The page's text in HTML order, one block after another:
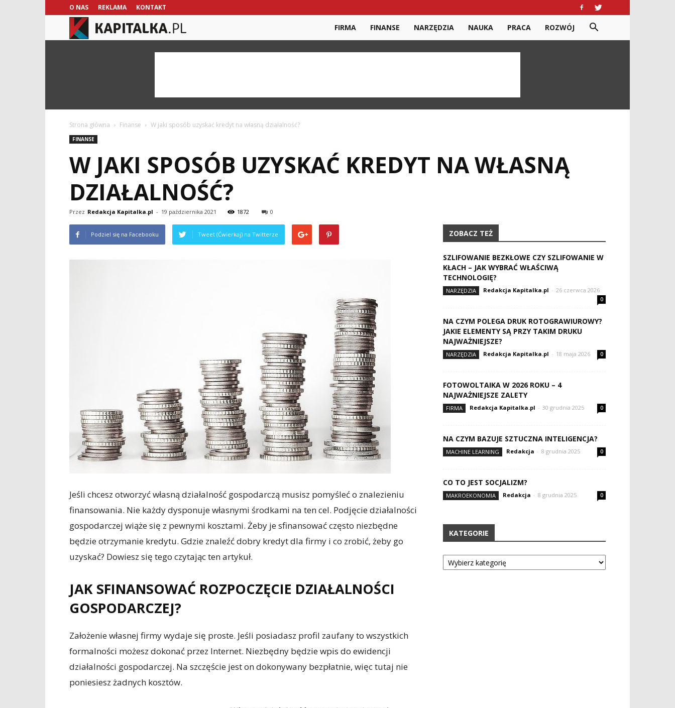
O NAS REKLAMA KONTAKT
FIRMA FINANSE NARZĘDZIA NAUKA PRACA ROZWÓJ
Strona główna Finanse W jaki sposób uzyskać kredyt na własną działalność?
FINANSE
W JAKI SPOSÓB UZYSKAĆ KREDYT NA WŁASNĄ
DZIAŁALNOŚĆ?
Przez Redakcja Kapitalka.pl - 19 października 2021 1872 0
Podziel się na Facebooku Tweet (Ćwierkaj) na Twitterze
Jeśli chcesz otworzyć własną działalność gospodarczą musisz pomyśleć o znalezieniu
finansowania. Nie każdy dysponuje własnymi środkami na ten cel. Podjęcie działalności
gospodarczej wiąże się z pewnymi kosztami. Żeby je sfinansować często niezbędne
będzie otrzymanie kredytu. Gdzie znaleźć dobry kredyt dla firmy i co zrobić, żeby go
uzyskać? Dowiesz się tego czytając ten artykuł.
JAK SFINANSOWAĆ ROZPOCZĘCIE DZIAŁALNOŚCI
GOSPODARCZEJ?
Założenie własnej firmy wydaje się proste. Jeśli posiadasz profil zaufany to wszystkich
formalności możesz dokonać przez Internet. Niezbędny będzie wpis do ewidencji
działalności gospodarczej. Na szczęście jest on dokonywany bezpłatnie, więc tutaj nie
poniesiesz żadnych kosztów.
ZOBACZ TEŻ
SZLIFOWANIE BEZKŁOWE CZY SZLIFOWANIE W
KŁACH – JAK WYBRAĆ WŁAŚCIWĄ
TECHNOLOGIĘ?
NARZĘDZIA Redakcja Kapitalka.pl - 26 czerwca 2026
0
NA CZYM POLEGA DRUK ROTOGRAWIUROWY?
JAKIE ELEMENTY SĄ PRZY TAKIM DRUKU
NAJWAŻNIEJSZE?
NARZĘDZIA Redakcja Kapitalka.pl - 18 maja 2026 0
FOTOWOLTAIKA W 2026 ROKU – 4
NAJWAŻNIEJSZE ZALETY
FIRMA Redakcja Kapitalka.pl - 30 grudnia 2025 0
NA CZYM BAZUJE SZTUCZNA INTELIGENCJA?
MACHINE LEARNING Redakcja - 8 grudnia 2025 0
CO TO JEST SOCJALIZM?
MAKROEKONOMIA Redakcja - 8 grudnia 2025 0
KATEGORIE
Kategorie